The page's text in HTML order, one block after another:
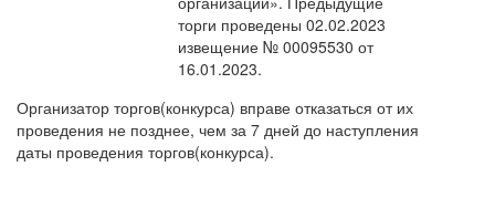
торги проведены 02.02.2023
извещение № 00095530 от
16.01.2023.
Организатор торгов(конкурса) вправе отказаться от их
проведения не позднее, чем за 7 дней до наступления
даты проведения торгов(конкурса).